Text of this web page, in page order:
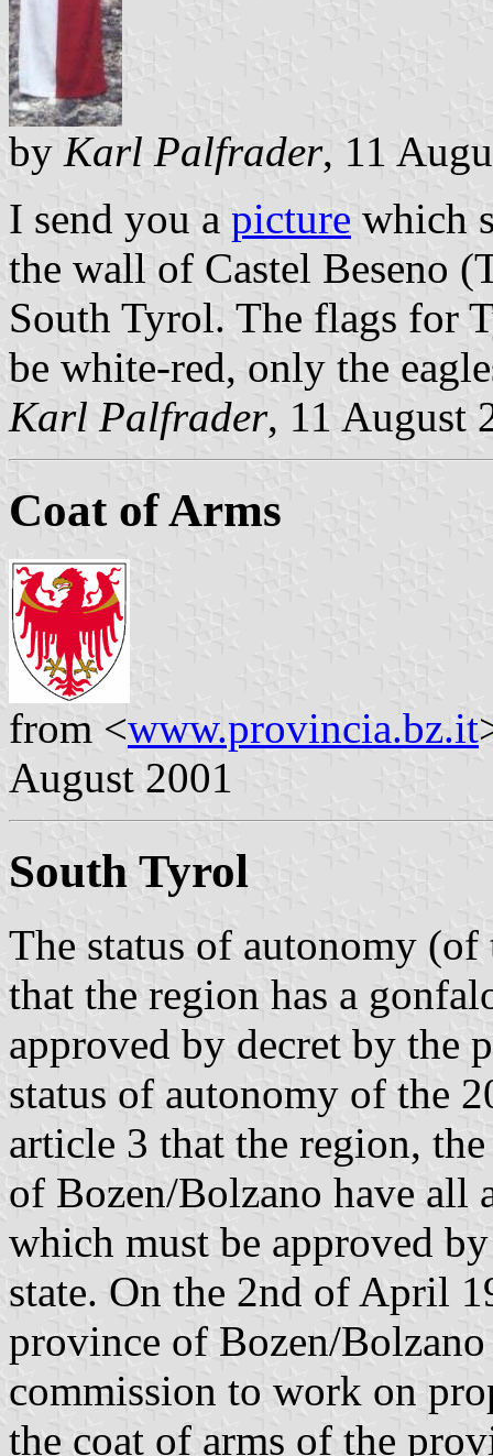
by Karl Palfrader, 11
I send you a picture which
the wall of Castel Beseno
South Tyrol. The flags for
be white-red, only the
Karl Palfrader, 11 August
Coat of Arms
from <www.provincia.bz.it
August 2001
South Tyrol
The status of autonomy
that the region has a
approved by decret by the
status of autonomy of the
article 3 that the region,
of Bozen/Bolzano have all
which must be approved
state. On the 2nd of April
province of Bozen/
commission to work on
the coat of arms of the